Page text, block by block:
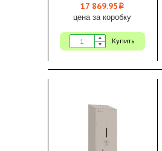
17 869.95 i
цена за коробку
Купить